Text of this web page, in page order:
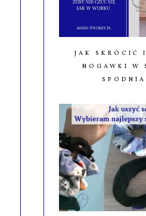
JAK SKRÓCIĆ
NOGAWKI W